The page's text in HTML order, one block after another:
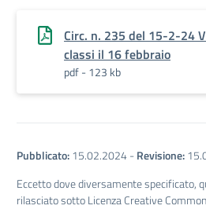
Circ. n. 235 del 15-2-24
classi il 16 febbraio
pdf - 123 kb
Pubblicato:15.02.2024-Revisione:
Eccetto dove diversamente specificato,
rilasciato sotto Licenza Creative